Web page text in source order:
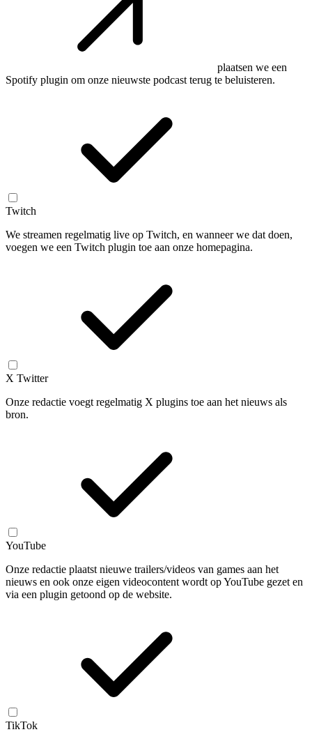
plaatsen we een
Spotify plugin om onze nieuwste podcast terug te beluisteren.
Twitch
We streamen regelmatig live op Twitch, en wanneer we dat doen,
voegen we een Twitch plugin toe aan onze homepagina.
X Twitter
Onze redactie voegt regelmatig X plugins toe aan het nieuws als
bron.
YouTube
Onze redactie plaatst nieuwe trailers/videos van games aan het
nieuws en ook onze eigen videocontent wordt op YouTube gezet en
via een plugin getoond op de website.
TikTok